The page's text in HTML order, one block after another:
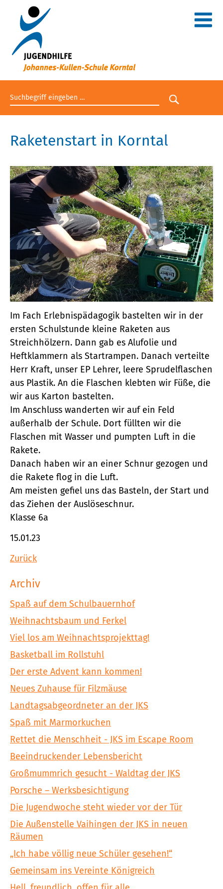
Suchbegriff eingeben
Suche
Raketenstart in Korntal
Im Fach Erlebnispädagogik bastelten wir in der
ersten Schulstunde kleine Raketen aus
Streichhölzern. Dann gab es Alufolie und
Heftklammern als Startrampen. Danach verteilte
Herr Kraft, unser EP Lehrer, leere Sprudelflaschen
aus Plastik. An die Flaschen klebten wir Füße, die
wir aus Karton bastelten.
Im Anschluss wanderten wir auf ein Feld
außerhalb der Schule. Dort füllten wir die
Flaschen mit Wasser und pumpten Luft in die
Rakete.
Danach haben wir an einer Schnur gezogen und
die Rakete flog in die Luft.
Am meisten gefiel uns das Basteln, der Start und
das Ziehen der Auslöseschnur.
Klasse 6a
15.01.23
Zurück
Archiv
Spaß auf dem Schulbauernhof
Weihnachtsbaum und Ferkel
Viel los am Weihnachtsprojekttag!
Basketball im Rollstuhl
Der erste Advent kann kommen!
Neues Zuhause für Filzmäuse
Landtagsabgeordneter an der JKS
Spaß mit Marmorkuchen
Rettet die Menschheit - JKS im Escape Room
Beeindruckender Lebensbericht
Großmummrich gesucht - Waldtag der JKS
Porsche – Werksbesichtigung
Die Jugendwoche steht wieder vor der Tür
Die Außenstelle Vaihingen der JKS in neuen
Räumen
„Ich habe völlig neue Schüler gesehen!“
Gemeinsam ins Vereinte Königreich